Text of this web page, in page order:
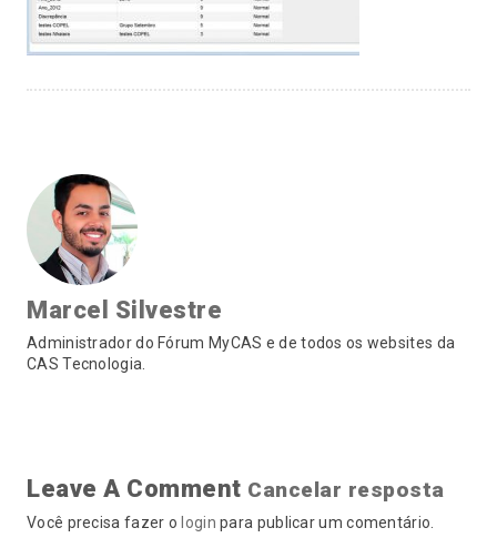
Marcel Silvestre
Administrador do Fórum MyCAS e de todos os websites da
CAS Tecnologia.
Leave A Comment Cancelar resposta
Você precisa fazer o login para publicar um comentário.